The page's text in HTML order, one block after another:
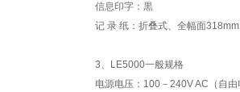
信息印字：黒
记 录 纸：折叠式、全幅面
3、LE5000一般规格
电源电压：100－240V AC（自